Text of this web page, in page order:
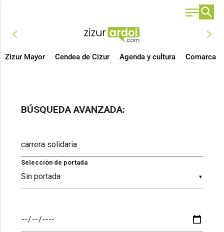
chevron_left chevron_right
Zizur Mayor Cendea de Cizur Agenda y cultura Comarca
BÚSQUEDA AVANZADA:
▼
Selección de portada